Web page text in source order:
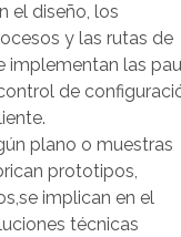
el diseño, los
y las rutas de
implementan las
de
plano o muestras
prototipos,
implican en el
técnicas